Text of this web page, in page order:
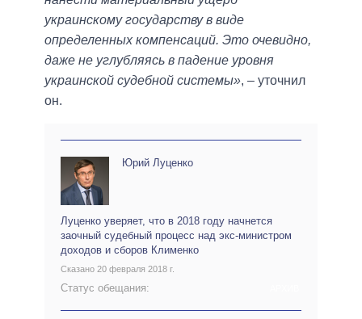
украинскому государству в виде
определенных компенсаций. Это очевидно,
даже не углубляясь в падение уровня
украинской судебной системы», – уточнил
он.
Юрий Луценко
Луценко уверяет, что в 2018 году начнется
заочный судебный процесс над экс-министром
доходов и сборов Клименко
Сказано 20 февраля 2018 г.
Статус обещания: